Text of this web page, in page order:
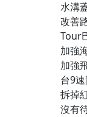
水溝
改善
Tour
加強
加強
台9
拆掉
沒有